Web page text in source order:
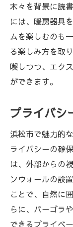
木々を背景に読
には、暖房器具
ムを楽しむのも
る楽しみ方を取
喫しつつ、エク
ができます。
プライバシ
浜松市で魅力的
ライバシーの確
は、外部からの
ンウォールの設
ことで、自然に
らに、パーゴラ
できるプライベ